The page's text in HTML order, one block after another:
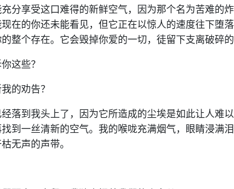
分享受这口难得的新鲜空气，因为那个名为苦难的
在的你还未能看见，但它正在以惊人的速度往下堕
整个存在。它会毁掉你爱的一切，徒留下支离破碎
这些？
的劝告？
落到我头上了，因为它所造成的尘埃是如此让人难
到一丝清新的空气。我的喉咙充满烟气，眼睛浸满
无声的声带。